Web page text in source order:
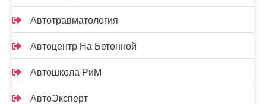
Автотравматология
Автоцентр На Бетонной
Автошкола РиМ
АвтоЭксперт